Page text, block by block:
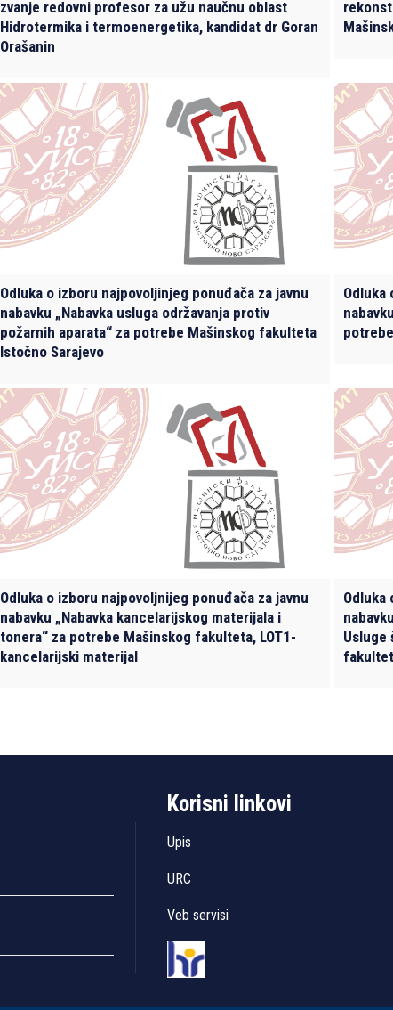
zvanje redovni profesor za užu naučnu oblast
Hidrotermika i termoenergetika, kandidat dr Goran
Orašanin
Odluka o izboru najpovoljinjeg ponuđača za javnu
nabavku „Nabavka usluga održavanja protiv
požarnih aparata“ za potrebe Mašinskog fakulteta
Istočno Sarajevo
Odluka
Odluka o izboru najpovoljnijeg ponuđača za javnu
nabavku „Nabavka kancelarijskog materijala i
tonera“ za potrebe Mašinskog fakulteta, LOT1-
kancelarijski materijal
Odluka
Usluge
Korisni linkovi
Upis
URC
Veb servisi